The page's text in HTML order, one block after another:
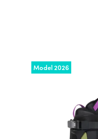
Model 2026